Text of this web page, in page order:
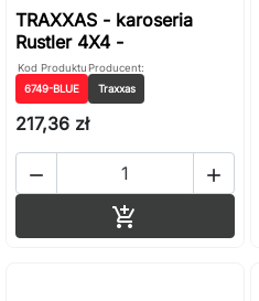
TRAXXAS - karoseria
Rustler 4X4 -
Kod Produktu
6749-BLUE
Producent:
Traxxas
217,36 zł
 
